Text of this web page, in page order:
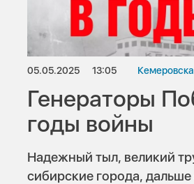
05.05.2025 13:05
Генераторы
годы войны
Надежный тыл, великий
сибирские города,